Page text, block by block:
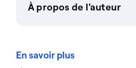
À propos de l'auteur
Actian. Auparavant, elle a occupé
En savoir plus